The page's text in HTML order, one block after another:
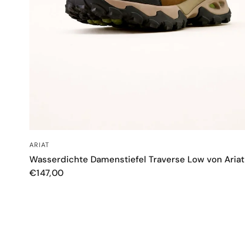
ARIAT
Wasserdichte Damenstiefel Traverse Low von Ariat
€147,00